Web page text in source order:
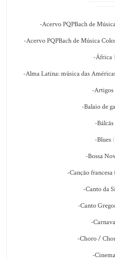
-Acervo PQPBach de
-Acervo PQPBach de Música
-África
-Alma Latina: música das
-Artigos
-Balaio de
-Bálcãs
-Blues
-Bossa
-Canção francesa
-Canto da
-Canto
-
-Choro /
-Cinema